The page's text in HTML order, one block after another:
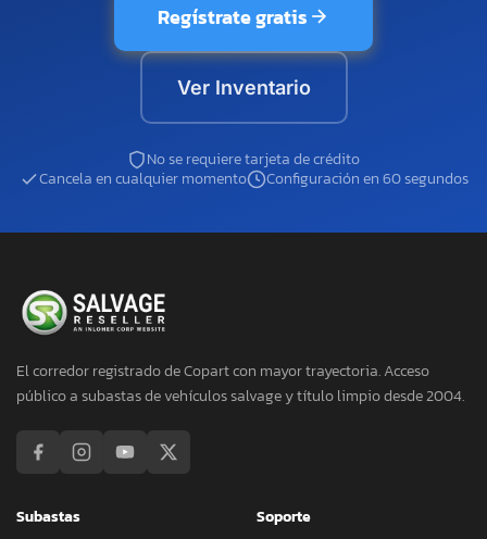
Regístrate gratis
Ver Inventario
No se requiere tarjeta de crédito
Cancela en cualquier momento
Configuración en 60 segundos
El corredor registrado de Copart con mayor trayectoria. Acceso
público a subastas de vehículos salvage y título limpio desde 2004.
Subastas
Soporte